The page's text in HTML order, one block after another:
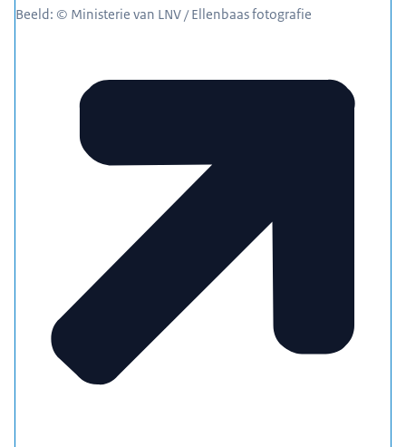
Beeld: © Ministerie van LNV / Ellenbaas fotografie